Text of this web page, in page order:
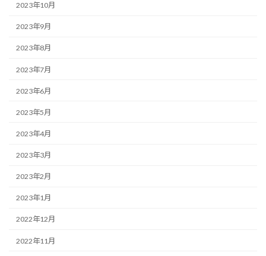
2023年10月
2023年9月
2023年8月
2023年7月
2023年6月
2023年5月
2023年4月
2023年3月
2023年2月
2023年1月
2022年12月
2022年11月